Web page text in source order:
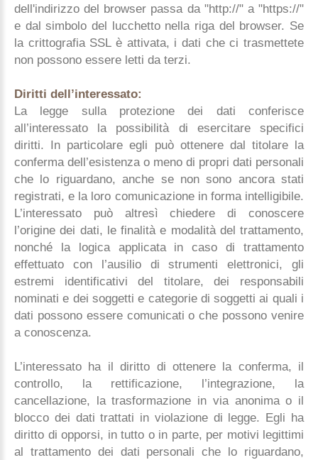
dell'indirizzo del browser passa da "http://" a "https://"
e dal simbolo del lucchetto nella riga del browser. Se
la crittografia SSL è attivata, i dati che ci trasmettete
non possono essere letti da terzi.
Diritti dell’interessato:
La legge sulla protezione dei dati conferisce
all’interessato la possibilità di esercitare specifici
diritti. In particolare egli può ottenere dal titolare la
conferma dell’esistenza o meno di propri dati personali
che lo riguardano, anche se non sono ancora stati
registrati, e la loro comunicazione in forma intelligibile.
L’interessato può altresì chiedere di conoscere
l’origine dei dati, le finalità e modalità del trattamento,
nonché la logica applicata in caso di trattamento
effettuato con l’ausilio di strumenti elettronici, gli
estremi identificativi del titolare, dei responsabili
nominati e dei soggetti e categorie di soggetti ai quali i
dati possono essere comunicati o che possono venire
a conoscenza.
L’interessato ha il diritto di ottenere la conferma, il
controllo, la rettificazione, l’integrazione, la
cancellazione, la trasformazione in via anonima o il
blocco dei dati trattati in violazione di legge. Egli ha
diritto di opporsi, in tutto o in parte, per motivi legittimi
al trattamento dei dati personali che lo riguardano,